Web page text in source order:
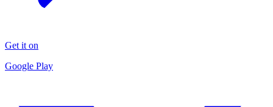
Get it on
Google Play